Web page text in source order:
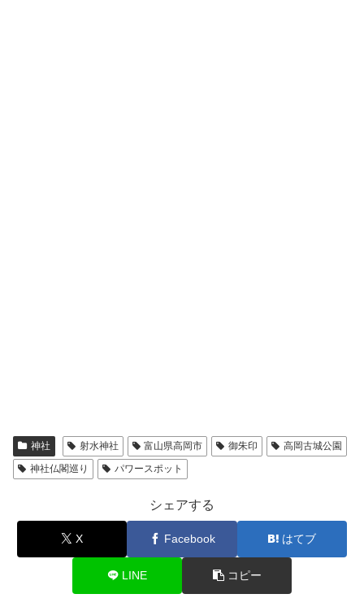
神社 射水神社 富山県高岡市 御朱印
高岡古城公園
神社仏閣巡り
パワースポット
シェアする
X Facebook はてブ
LINE コピー